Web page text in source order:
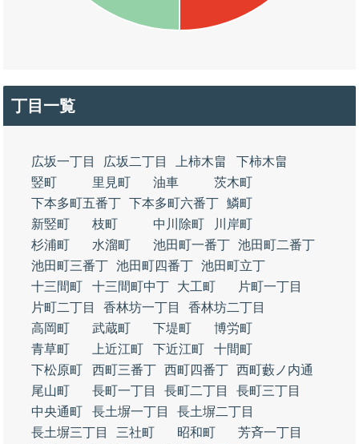
丁目一覧
広坂一丁目 広坂二丁目 上柿木畠
下柿木畠
竪町
里見町 油車
茨木町
下本多町五番丁 下本多町六番丁 鱗町
新竪町
枝町 中川除町
川岸町
杉浦町
水溜町 池田町一番丁 池田町二番丁
池田町三番丁 池田町四番丁 池田町立丁
十三間町
十三間町中丁 大工町
片町一丁目
片町二丁目
香林坊一丁目
香林坊二丁目
高岡町
武蔵町 下堤町
博労町
青草町
上近江町 下近江町
十間町
下松原町
西町三番丁 西町四番丁 西町藪ノ内通
尾山町
長町一丁目 長町二丁目
長町三丁目
中央通町
長土塀一丁目
長土塀二丁目
長土塀三丁目
三社町 昭和町
芳斉一丁目